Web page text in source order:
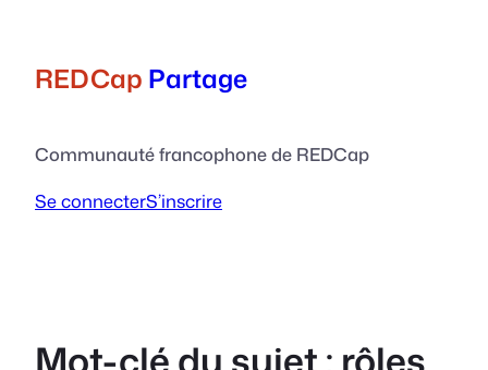
contenu
REDCap Partage
Communauté francophone de REDCap
Se connecterS’inscrire